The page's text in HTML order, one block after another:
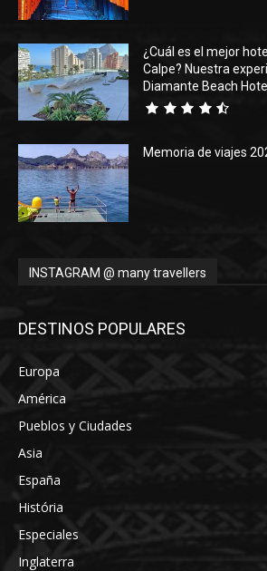
¿Cuál es el mejor
Calpe? Nuestra
Diamante Beach
Memoria de viajes
INSTAGRAM @ many travellers
DESTINOS POPULARES
Europa
América
Pueblos y Ciudades
Asia
España
História
Especiales
Inglaterra